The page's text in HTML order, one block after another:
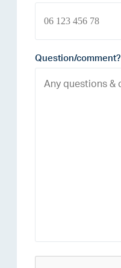
Question/comment?